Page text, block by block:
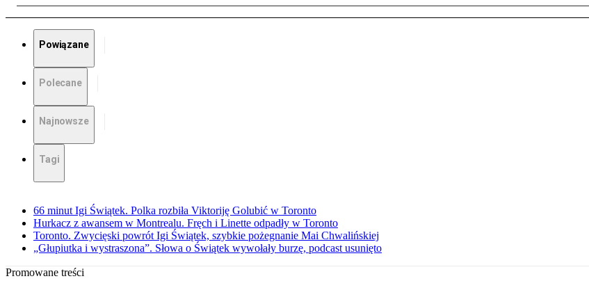
Powiązane
Polecane
Najnowsze
Tagi
66 minut Igi Świątek. Polka rozbiła Viktoriję Golubić w Toronto
Hurkacz z awansem w Montrealu. Fręch i Linette odpadły w Toronto
Toronto. Zwycięski powrót Igi Świątek, szybkie pożegnanie Mai Chwalińskiej
„Głupiutka i wystraszona”. Słowa o Świątek wywołały burzę, podcast usunięto
Promowane treści